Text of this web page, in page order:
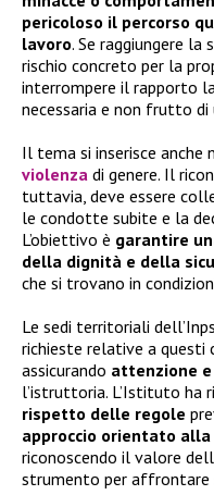
pericoloso il percorso
lavoro. Se raggiungere
rischio concreto per la
interrompere il rapporto
necessaria e non frutto di
Il tema si inserisce
violenza di genere. Il
tuttavia, deve essere
le condotte subite e la
L’obiettivo è garantire
della dignità e della
che si trovano in
Le sedi territoriali
richieste relative a questi
assicurando attenzione
l’istruttoria. L’Istituto ha
rispetto delle regole
approccio orientato
riconoscendo il valore
strumento per affrontare